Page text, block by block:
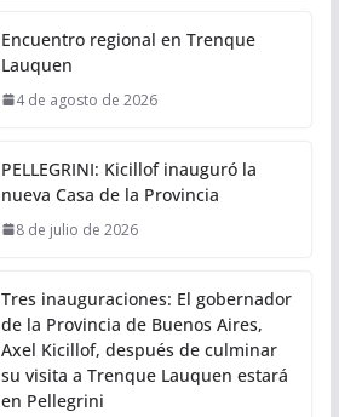
Encuentro regional en Trenque
Lauquen
4 de agosto de 2026
PELLEGRINI: Kicillof inauguró la
nueva Casa de la Provincia
8 de julio de 2026
Tres inauguraciones: El gobernador
de la Provincia de Buenos Aires,
Axel Kicillof, después de culminar
su visita a Trenque Lauquen estará
en Pellegrini